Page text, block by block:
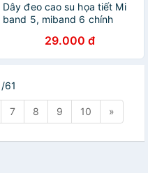
Dây đeo cao su họa tiết Mi
band 5, miband 6 chính
thế mi band 6, miband 5 họa
tiết Mijobs
29.000 đ
61
7 8 9 10 »